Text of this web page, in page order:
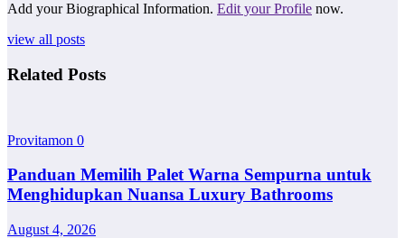
Add your Biographical Information. Edit your Profile now.
view all posts
Related Posts
Provitamon 0
Panduan Memilih Palet Warna Sempurna untuk
Menghidupkan Nuansa Luxury Bathrooms
August 4, 2026